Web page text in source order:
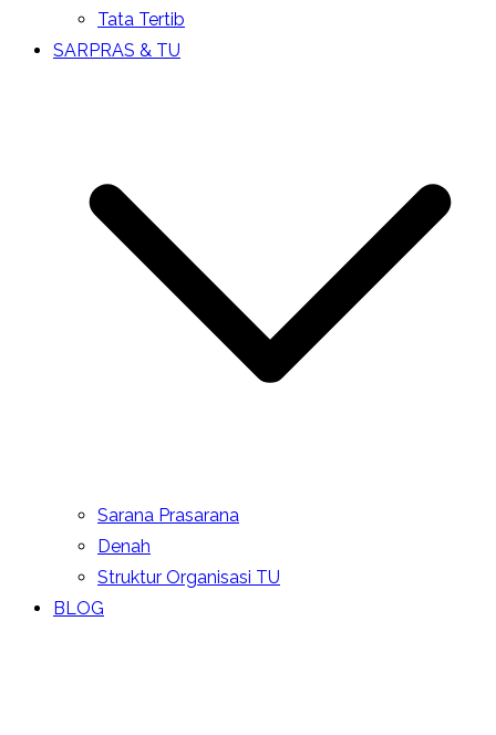
Tata Tertib
SARPRAS & TU
Sarana Prasarana
Denah
Struktur Organisasi TU
BLOG